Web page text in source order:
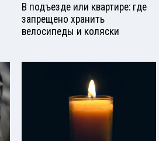
В подъезде или квартире: где
запрещено хранить
велосипеды и коляски